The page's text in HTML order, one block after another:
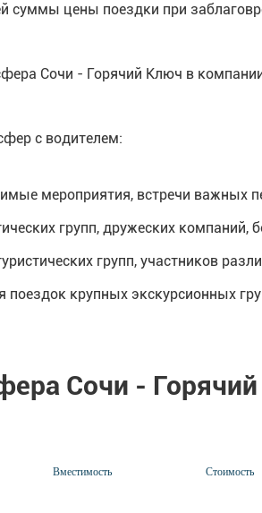
суммы цены поездки при
Сочи - Горячий Ключ в
с водителем:
мероприятия, встречи важных
групп, дружеских компаний,
групп, участников
крупных экскурсионных
Сочи -
Вместимость Стоимость